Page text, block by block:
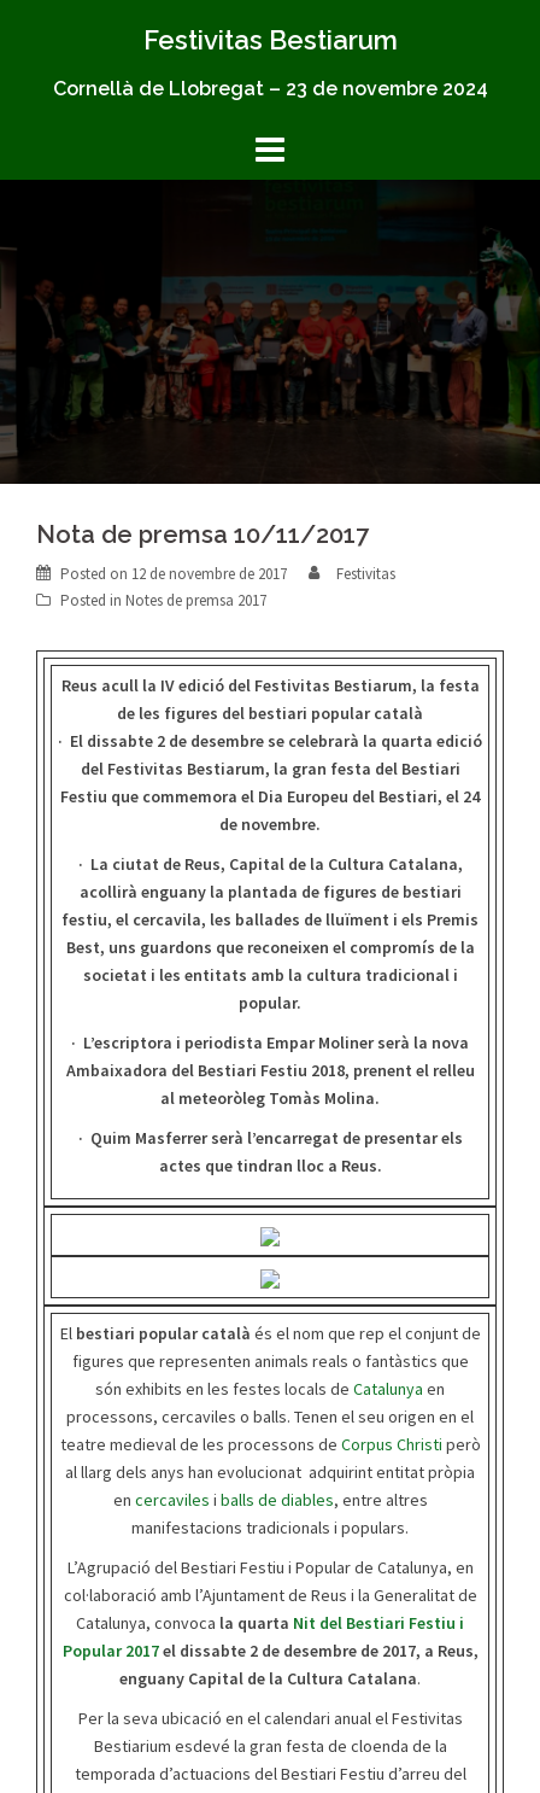
Festivitas Bestiarum
Cornellà de Llobregat – 23 de novembre 2024
Nota de premsa 10/11/2017
Posted on 12 de novembre de 2017
Festivitas
Posted in Notes de premsa 2017
Reus acull la IV edició del Festivitas Bestiarum, la festa
de les figures del bestiari popular català
· El dissabte 2 de desembre se celebrarà la quarta edició
del Festivitas Bestiarum, la gran festa del Bestiari
Festiu que commemora el Dia Europeu del Bestiari, el 24
de novembre.
· La ciutat de Reus, Capital de la Cultura Catalana,
acollirà enguany la plantada de figures de bestiari
festiu, el cercavila, les ballades de lluïment i els Premis
Best, uns guardons que reconeixen el compromís de la
societat i les entitats amb la cultura tradicional i
popular.
· L’escriptora i periodista Empar Moliner serà la nova
Ambaixadora del Bestiari Festiu 2018, prenent el relleu
al meteoròleg Tomàs Molina.
· Quim Masferrer serà l’encarregat de presentar els
actes que tindran lloc a Reus.
El bestiari popular català és el nom que rep el conjunt de
figures que representen animals reals o fantàstics que
són exhibits en les festes locals de Catalunya en
processons, cercaviles o balls. Tenen el seu origen en el
teatre medieval de les processons de Corpus Christi però
al llarg dels anys han evolucionat adquirint entitat pròpia
en cercaviles i balls de diables, entre altres
manifestacions tradicionals i populars.
L’Agrupació del Bestiari Festiu i Popular de Catalunya, en
col·laboració amb l’Ajuntament de Reus i la Generalitat de
Catalunya, convoca la quarta Nit del Bestiari Festiu i
Popular 2017el dissabte 2 de desembre de 2017, a Reus,
enguany Capital de la Cultura Catalana.
Per la seva ubicació en el calendari anual el Festivitas
Bestiarium esdevé la gran festa de cloenda de la
temporada d’actuacions del Bestiari Festiu d’arreu del